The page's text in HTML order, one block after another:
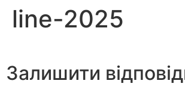
line-2025
Залишити